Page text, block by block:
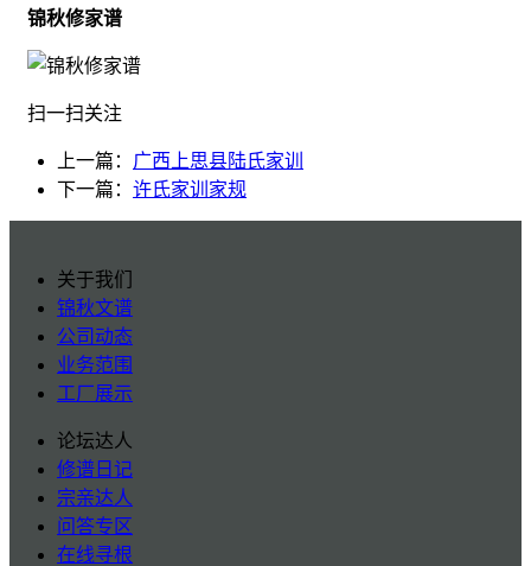
锦秋修家谱
扫一扫关注
上一篇： 广西上思县陆氏家训
下一篇： 许氏家训家规
关于我们
锦秋文谱
公司动态
业务范围
工厂展示
论坛达人
修谱日记
宗亲达人
问答专区
在线寻根